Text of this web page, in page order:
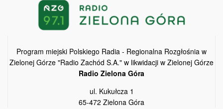
Program miejski Polskiego Radia - Regionalna Rozgłośnia w
Zielonej Górze "Radio Zachód S.A." w likwidacji w Zielonej Górze
Radio Zielona Góra
ul. Kukułcza 1
65-472 Zielona Góra